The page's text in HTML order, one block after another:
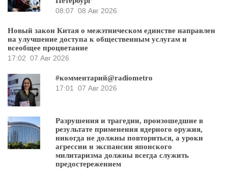
08:07 08 Авг 2026
Новый закон Китая о межэтническом единстве направлен
на улучшение доступа к общественным услугам и
всеобщее процветание
17:02 07 Авг 2026
#комментарий@radiometro
17:01
07 Авг 2026
Разрушения и трагедии, произошедшие в
результате применения ядерного оружия,
никогда не должны повториться, а уроки
агрессии и экспансии японского
милитаризма должны всегда служить
предостережением